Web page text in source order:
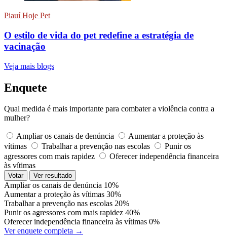
Piauí Hoje Pet
O estilo de vida do pet redefine a estratégia de
vacinação
Veja mais blogs
Enquete
Qual medida é mais importante para combater a violência contra a
mulher?
Ampliar os canais de denúncia
Aumentar a proteção às
vítimas
Trabalhar a prevenção nas escolas
Punir os
agressores com mais rapidez
Oferecer independência financeira
às vítimas
Votar Ver resultado
Ampliar os canais de denúncia 10%
Aumentar a proteção às vítimas 30%
Trabalhar a prevenção nas escolas 20%
Punir os agressores com mais rapidez 40%
Oferecer independência financeira às vítimas 0%
Ver enquete completa →